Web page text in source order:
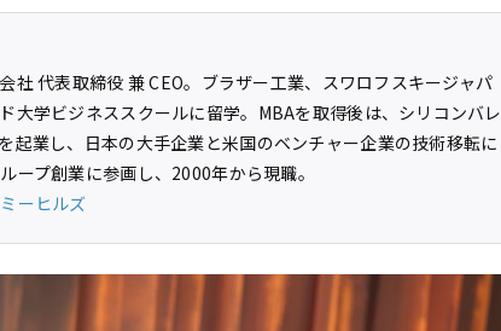
社 代表取締役 兼 CEO。ブラザー工業、スワロフスキージャパ
大学ビジネススクールに留学。MBAを取得後は、シリコンバレ
起業し、日本の大手企業と米国のベンチャー企業の技術移転に
ープ創業に参画し、2000年から現職。
ーヒルズ